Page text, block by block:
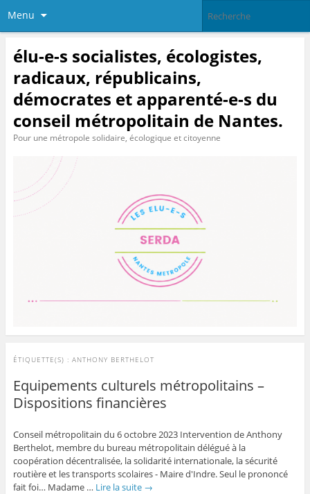
Menu
élu-e-s socialistes, écologistes,
radicaux, républicains,
démocrates et apparenté-e-s du
conseil métropolitain de Nantes.
Pour une métropole solidaire, écologique et citoyenne
ÉTIQUETTE(S) : ANTHONY BERTHELOT
Equipements culturels métropolitains –
Dispositions financières
Conseil métropolitain du 6 octobre 2023 Intervention de Anthony
Berthelot, membre du bureau métropolitain délégué à la
coopération décentralisée, la solidarité internationale, la sécurité
routière et les transports scolaires - Maire d'Indre. Seul le prononcé
fait foi… Madame … Lire la suite →